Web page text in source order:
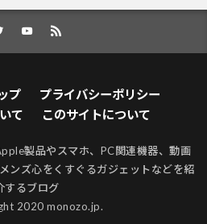
プ
プライバシーポリシー
て
このサイトについて
製品やスマホ、PC関連機器、動画
ンズ心をくすぐるガジェットなどを紹
するブログ
2020 monozo.jp.